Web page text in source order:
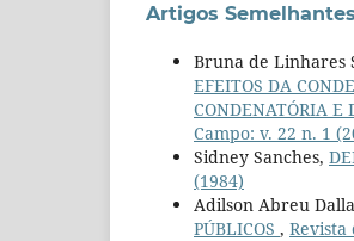
Artigos Semelhantes
Bruna de Linhares
EFEITOS DA
CONDENATÓRIA E
Campo: v. 22 n. 1
Sidney Sanches,
(1984)
Adilson Abreu
PÚBLICOS , Revista